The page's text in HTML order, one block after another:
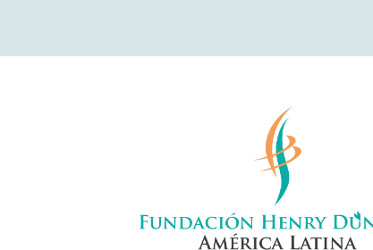
Fundación Henry
América Latina